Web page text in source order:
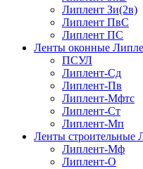
Липлент Зи(2в)
Липлент ПвC
Липлент ПС
Ленты оконные
ПСУЛ
Липлент-Сд
Липлент-Пв
Липлент-Мфтс
Липлент-Ст
Липлент-Мп
Ленты строительные
Липлент-Мф
Липлент-О